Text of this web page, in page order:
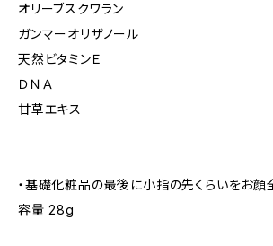
オリーブスクワラン
ガンマーオリザノール
天然ビタミンＥ
ＤＮＡ
甘草エキス
・基礎化粧品の最後に小指の先くらいをお顔
容量 28g